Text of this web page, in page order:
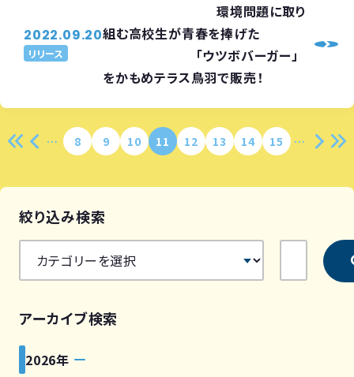
2022.09.20
リリース
環境問題に取り
組む高校生が青春を捧げた
「ウツボバーガー」
をかもめテラス鳥羽で販売！
8 9 10 11 12 13 14 15
絞り込み検索
アーカイブ検索
2026年